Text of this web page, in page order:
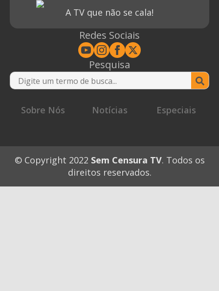
A TV que não se cala!
Redes Sociais
Pesquisa
Sobre Nós
Notícias Especiais
© Copyright 2022 Sem Censura TV. Todos os
direitos reservados.